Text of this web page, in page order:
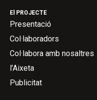
El PROJECTE
Presentació
Col·laboradors
Col·labora amb nosaltres
l’Aixeta
Publicitat